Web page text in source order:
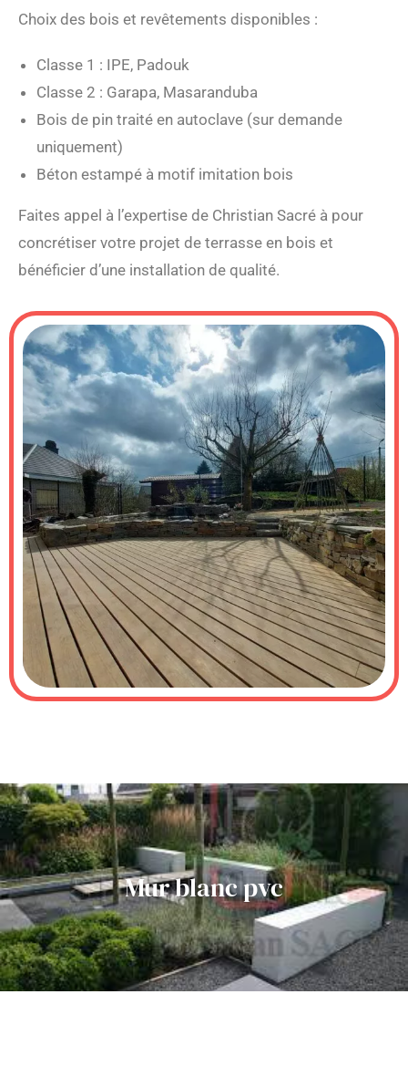
Choix des bois et revêtements disponibles :
Classe 1 : IPE, Padouk
Classe 2 : Garapa, Masaranduba
Bois de pin traité en autoclave (sur demande
uniquement)
Béton estampé à motif imitation bois
Faites appel à l’expertise de Christian Sacré à pour
concrétiser votre projet de terrasse en bois et
bénéficier d’une installation de qualité.
Mur blanc pvc